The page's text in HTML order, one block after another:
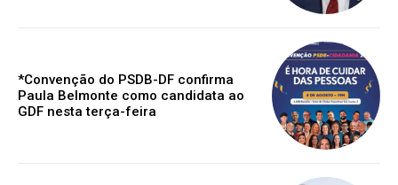
*Convenção do PSDB-DF confirma
Paula Belmonte como candidata ao
GDF nesta terça-feira